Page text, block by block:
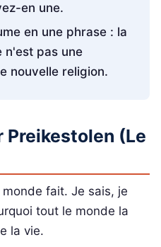
en une.
en une phrase : la
n'est pas une
nouvelle religion.
Preikestolen (Le
fait. Je sais, je
tout le monde la
la vie.